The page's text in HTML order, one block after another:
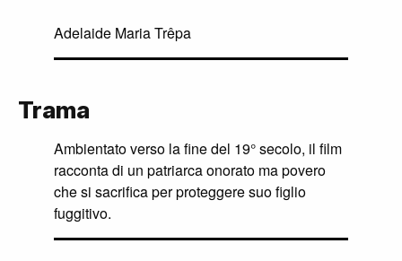
Adelaide Maria Trêpa
Trama
Ambientato verso la fine del 19° secolo, il film
racconta di un patriarca onorato ma povero
che si sacrifica per proteggere suo figlio
fuggitivo.